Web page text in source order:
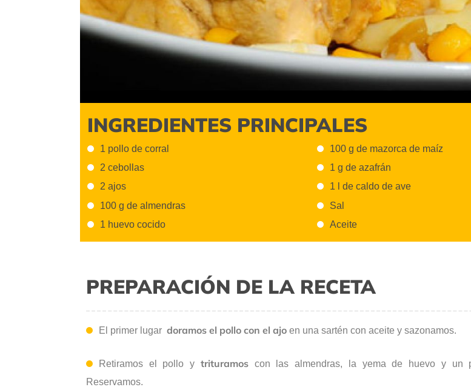
INGREDIENTES PRINCIPALES
1 pollo de corral
2 cebollas
2 ajos
100 g de almendras
1 huevo cocido
100 g de mazorca de maíz
1 g de azafrán
1 l de caldo de ave
Sal
Aceite
PREPARACIÓN DE LA RECETA
El primer lugar doramos el pollo con el ajo en una sartén con aceite y sazonamos.
Retiramos el pollo y trituramos con las almendras, la yema de huevo y un
Reservamos.